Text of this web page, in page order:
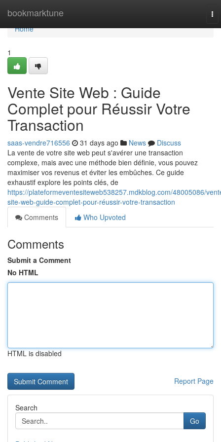
bookmarktune
Home
Home
1
Vente Site Web : Guide
Complet pour Réussir Votre
Transaction
saas-vendre716556 31 days ago News
Discuss
La vente de votre site web peut s'avérer une transaction
complexe, mais avec une méthode bien définie, vous pouvez
maximiser vos revenus et éviter les embûches. Ce guide
exhaustif explore les points clés, de
https://plateformeventesiteweb538257.mdkblog.com/48005086/
site-web-guide-complet-pour-réussir-votre-transaction
Comments
Who Upvoted
Comments
Submit a Comment
No HTML
HTML is disabled
Report Page
Search
Go